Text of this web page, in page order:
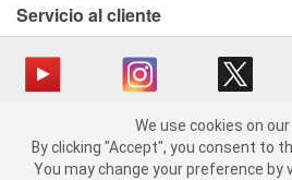
We use cookies on our website. By
to the use of All the
Servicio al cliente
Copyright © 2008-2026 O’Reilly Auto Parts v
catalog_main
We use cookies on
By clicking "Accept", you consent to
You may change your preference by